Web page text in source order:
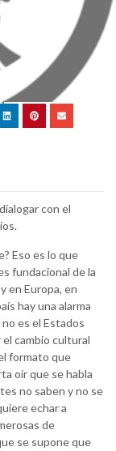
con el
Eso es lo que
fundacional de la
en Europa, en
hay una alarma
es el Estados
el cambio cultural
formato que
oír que se habla
no saben y no se
echar a
de
se supone que